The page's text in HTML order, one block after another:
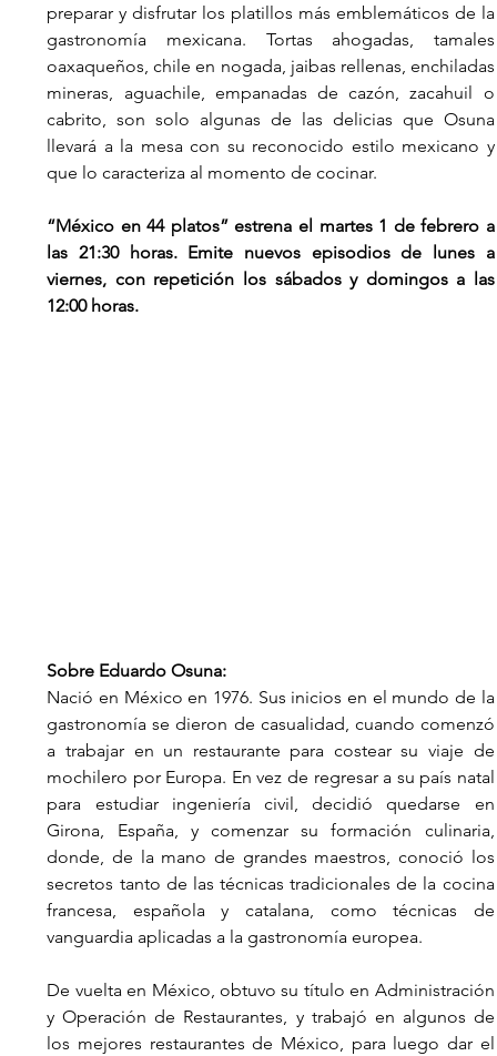
preparar y disfrutar los platillos más emblemáticos de la
gastronomía mexicana. Tortas ahogadas, tamales
oaxaqueños, chile en nogada, jaibas rellenas, enchiladas
mineras, aguachile, empanadas de cazón, zacahuil o
cabrito, son solo algunas de las delicias que Osuna
llevará a la mesa con su reconocido estilo mexicano y
que lo caracteriza al momento de cocinar.
“México en 44 platos” estrena el martes 1 de febrero a
las 21:30 horas. Emite nuevos episodios de lunes a
viernes, con repetición los sábados y domingos a las
12:00 horas.
Sobre Eduardo Osuna:
Nació en México en 1976. Sus inicios en el mundo de la
gastronomía se dieron de casualidad, cuando comenzó
a trabajar en un restaurante para costear su viaje de
mochilero por Europa. En vez de regresar a su país natal
para estudiar ingeniería civil, decidió quedarse en
Girona, España, y comenzar su formación culinaria,
donde, de la mano de grandes maestros, conoció los
secretos tanto de las técnicas tradicionales de la cocina
francesa, española y catalana, como técnicas de
vanguardia aplicadas a la gastronomía europea.
De vuelta en México, obtuvo su título en Administración
y Operación de Restaurantes, y trabajó en algunos de
los mejores restaurantes de México, para luego dar el